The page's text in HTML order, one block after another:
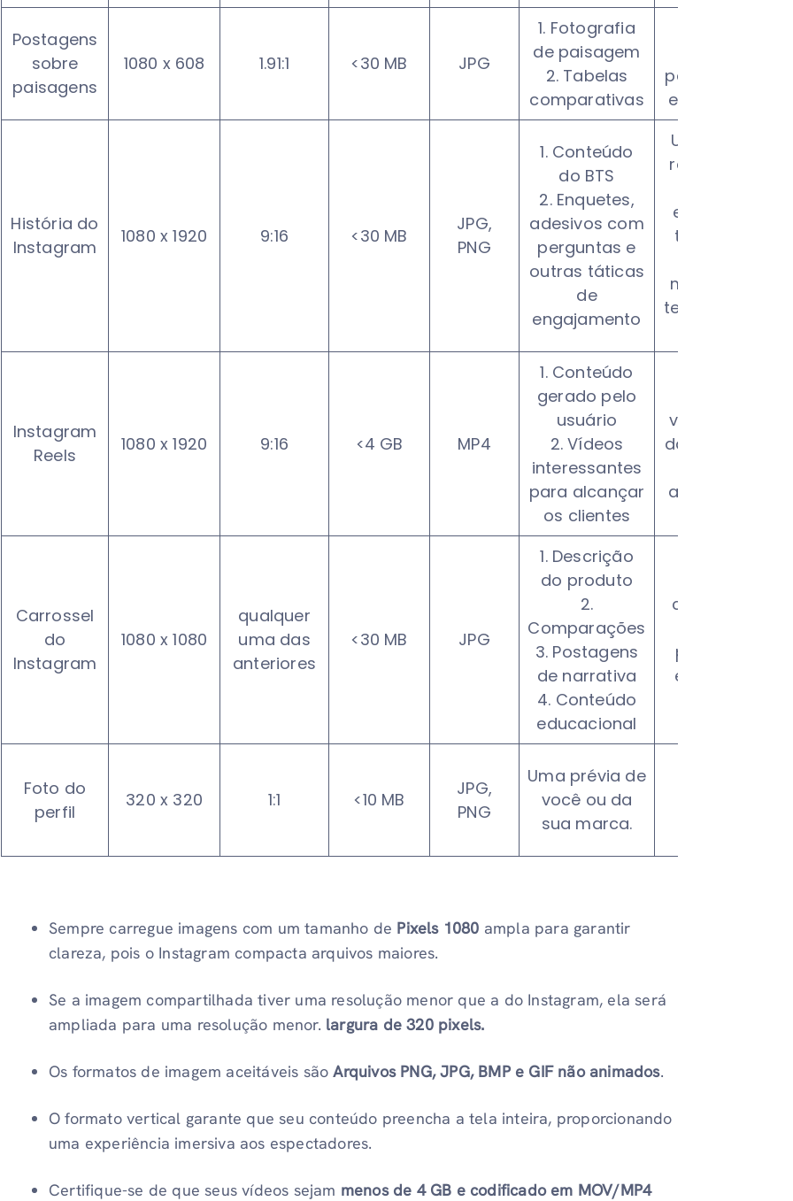
Postagens
sobre
paisagens
1080 x 608 1.91:1 <30 MB JPG
1. Fotografia
de paisagem
2. Tabelas
comparativas
panorâmicas
e paisagens.
História do
Instagram
1080 x 1920 9:16 <30 MB
JPG,
PNG
1. Conteúdo
do BTS
2. Enquetes,
adesivos com
perguntas e
outras táticas
de
engajamento
Use o modo
retrato para
experiência
totalmente
mantenha o
texto na zona
Instagram
Reels
1080 x 1920 9:16 <4 GB MP4
1. Conteúdo
gerado pelo
usuário
2. Vídeos
interessantes
para alcançar
os clientes
visualização
das colheitas
alimentação
Carrossel
do
Instagram
1080 x 1080
qualquer
uma das
anteriores
<30 MB JPG
1. Descrição
do produto
2.
Comparações
3. Postagens
de narrativa
4. Conteúdo
educacional
consistente
para posts
educativos
Foto do
perfil
320 x 320 1:1 <10 MB
JPG,
PNG
Uma prévia de
você ou da
sua marca.
Sempre carregue imagens com um tamanho de Pixels 1080 ampla para garantir
clareza, pois o Instagram compacta arquivos maiores.
Se a imagem compartilhada tiver uma resolução menor que a do Instagram, ela será
ampliada para uma resolução menor. largura de 320 pixels.
Os formatos de imagem aceitáveis ​​sãoArquivos PNG, JPG, BMP e GIF não animados.
O formato vertical garante que seu conteúdo preencha a tela inteira, proporcionando
uma experiência imersiva aos espectadores.
Certifique-se de que seus vídeos sejam menos de 4 GB e codificado em MOV/MP4